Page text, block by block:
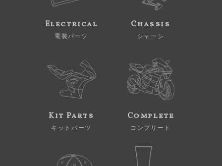
Electrical
電装パーツ
Chassis
シャーシ
Kit Parts
キットパーツ
Complete
コンプリート